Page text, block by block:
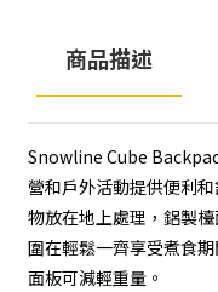
商品描述
Snowline Cube
營和戶外活動提供便利
物放在地上處理，鋁製
圍在輕鬆一齊享受煮食
面板可減輕重量。